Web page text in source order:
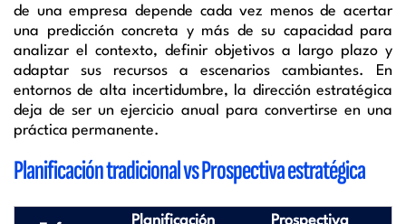
de una empresa depende cada vez menos de acertar
una predicción concreta y más de su capacidad para
analizar el contexto, definir objetivos a largo plazo y
adaptar sus recursos a escenarios cambiantes. En
entornos de alta incertidumbre, la dirección estratégica
deja de ser un ejercicio anual para convertirse en una
práctica permanente.
Planificación tradicional vs Prospectiva estratégica
Planificación
Prospectiva